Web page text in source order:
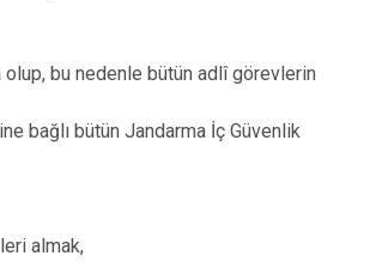
bu nedenle bütün adlî görevlerin
bağlı bütün Jandarma İç Güvenlik
almak,